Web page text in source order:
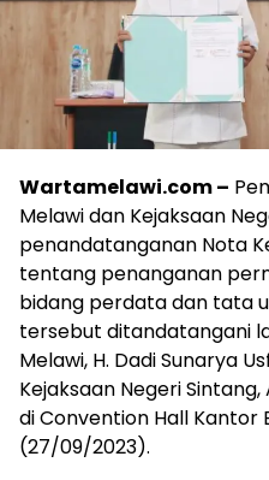
Wartamelawi.com –
Melawi dan Kejaksaan
penandatanganan Nota
tentang penanganan
bidang perdata dan tata
tersebut ditandatangani
Melawi, H. Dadi Sunarya
Kejaksaan Negeri Sintang,
di Convention Hall Kantor
(27/09/2023).